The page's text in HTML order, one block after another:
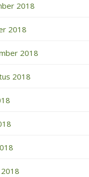
2018
2018
2018
2018